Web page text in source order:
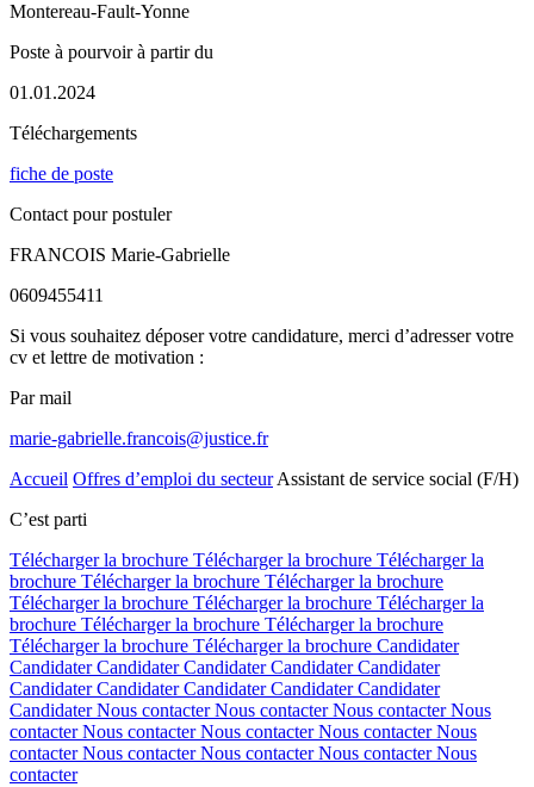
Montereau-Fault-Yonne
Poste à pourvoir à partir du
01.01.2024
Téléchargements
fiche de poste
Contact pour postuler
FRANCOIS Marie-Gabrielle
0609455411
Si vous souhaitez déposer votre candidature, merci d’adresser votre
cv et lettre de motivation :
Par mail
marie-gabrielle.francois@justice.fr
Accueil Offres d’emploi du secteur Assistant de service social (F/H)
C’est parti
Télécharger la brochure Télécharger la brochure Télécharger la
brochure Télécharger la brochure Télécharger la brochure
Télécharger la brochure Télécharger la brochure Télécharger la
brochure Télécharger la brochure Télécharger la brochure
Télécharger la brochure Télécharger la brochure Candidater
CandidaterCandidaterCandidaterCandidaterCandidater
CandidaterCandidaterCandidaterCandidaterCandidater
CandidaterNous contacterNous contacterNous contacterNous
contacterNous contacterNous contacterNous contacterNous
contacterNous contacterNous contacterNous contacterNous
contacter